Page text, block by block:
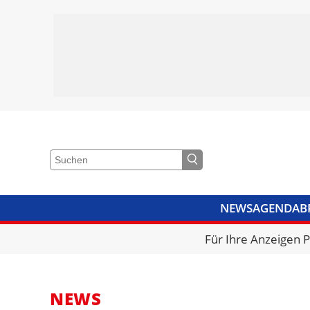
NEWSAGENDA
VIDEOSBIBLIOTHEK
Für Ihre Anzeigen
NEWS